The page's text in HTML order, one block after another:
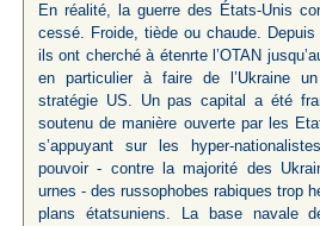
En réalité, la guerre des États-Unis
cessé. Froide, tiède ou chaude. Depuis
ils ont cherché à étenrte l’OTAN
en particulier à faire de l’Ukraine
stratégie US. Un pas capital a été
soutenu de manière ouverte par les
s’appuyant sur les hyper-
pouvoir - contre la majorité des
urnes - des russophobes rabiques trop
plans étatsuniens. La base navale